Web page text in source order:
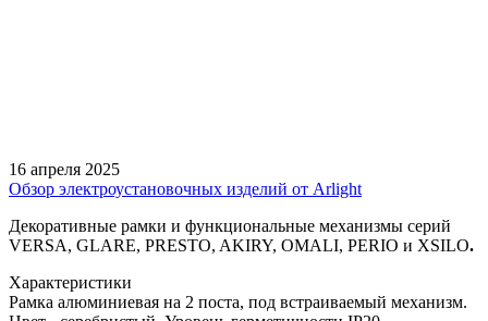
16 апреля 2025
Обзор электроустановочных изделий от Arlight
Декоративные рамки и функциональные механизмы серий
VERSA, GLARE, PRESTO, AKIRY, OMALI, PERIO и XSILO.
Характеристики
Рамка алюминиевая на 2 поста, под встраиваемый механизм.